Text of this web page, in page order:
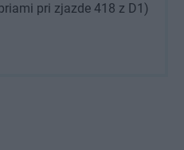
pri zjazde 418 z D1)